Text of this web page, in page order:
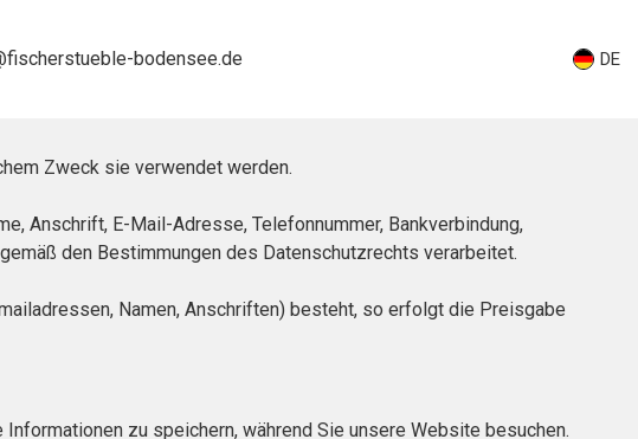
bodensee.de DE
Zweck sie verwendet werden.
Anschrift, E-Mail-Adresse, Telefonnummer, Bankverbindung,
den Bestimmungen des Datenschutzrechts verarbeitet.
Namen, Anschriften) besteht, so erfolgt die Preisgabe
zu speichern, während Sie unsere Website besuchen.